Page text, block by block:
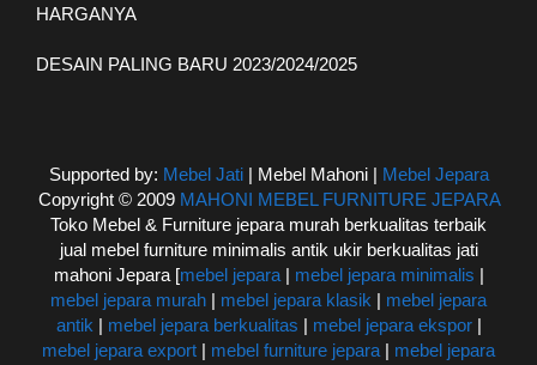
HARGANYA
DESAIN PALING BARU 2023/2024/2025
Supported by: Mebel Jati| Mebel Mahoni | Mebel Jepara
Copyright © 2009 MAHONI MEBEL FURNITURE JEPARA
Toko Mebel & Furniture jepara murah berkualitas terbaik
jual mebel furniture minimalis antik ukir berkualitas jati
mahoni Jepara [mebel jepara| mebel jepara minimalis |
mebel jepara murah | mebel jepara klasik | mebel jepara
antik | mebel jepara berkualitas | mebel jepara ekspor|
mebel jepara export | mebel furniture jepara | mebel jepara